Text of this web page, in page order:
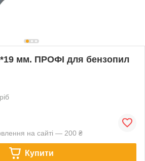
мм. ПРОФІ для бензопил
на сайті — 200 ₴
Купити